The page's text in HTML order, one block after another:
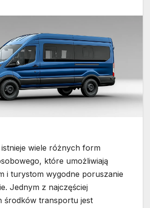
wiele różnych form
które umożliwiają
i turystom wygodne poruszanie
Jednym z najczęściej
środków transportu jest